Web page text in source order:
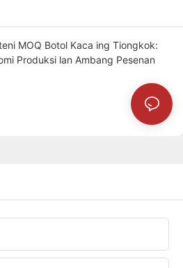
MOQ Botol Kaca ing Tiongkok:
Produksi lan Ambang Pesenan